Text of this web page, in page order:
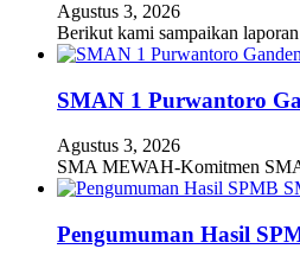
Agustus 3, 2026
Berikut kami sampaikan
SMAN 1 Purwantoro
Agustus 3, 2026
SMA MEWAH-Komitmen
Pengumuman Hasil